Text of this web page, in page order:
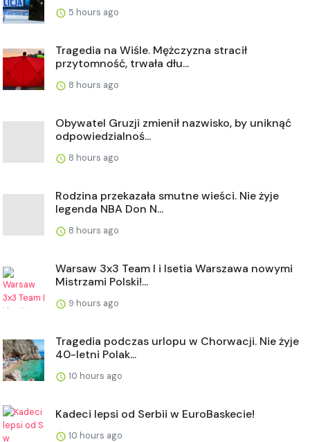
5 hours ago
Tragedia na Wiśle. Mężczyzna stracił
przytomność, trwała dłu...
8 hours ago
Obywatel Gruzji zmienił nazwisko, by uniknąć
odpowiedzialnoś...
8 hours ago
Rodzina przekazała smutne wieści. Nie żyje
legenda NBA Don N...
8 hours ago
Warsaw 3x3 Team I i Isetia Warszawa nowymi
Mistrzami Polski!...
9 hours ago
Tragedia podczas urlopu w Chorwacji. Nie żyje
40-letni Polak...
10 hours ago
Kadeci lepsi od Serbii w EuroBaskecie!
10 hours ago